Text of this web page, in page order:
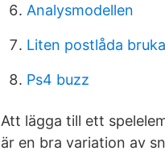
Analysmodellen
Liten postlåda bruka
Ps4 buzz
Att lägga till ett
är en bra variation av